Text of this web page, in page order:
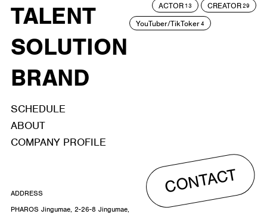
TALENT
SOLUTION
BRAND
ACTOR 13 CREATOR29
YouTuber/TikToker4
SCHEDULE
ABOUT
COMPANY PROFILE
CONTACT
ADDRESS
PHAROS Jingumae, 2-26-8 Jingumae,